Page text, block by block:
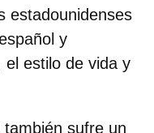
estadounidenses
y
el estilo de vida y
sufre un